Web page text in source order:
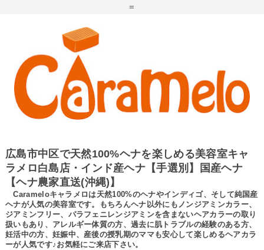
=
広島市中区で天然100%ヘナを楽しめる美容室キャ
ラメロ白島店・インド産ヘナ【手選別】国産ヘナ
【ヘナ農家直送(沖縄)】
Carameloキャラメロは天然100%のヘナやインディゴ、そして純国産
ヘナが人気の美容室です。もちろんヘナ以外にもノンジアミンカラー、
ジアミンフリー、パラフェニレンジアミンを含まないヘアカラーの取り
扱いもあり、アレルギー体質の方、過去に肌トラブルの経験のある方、
妊活中の方、妊娠中、産後の授乳期のママも安心して楽しめるヘアカラ
ーが人気です♪お気軽にご来店下さい。